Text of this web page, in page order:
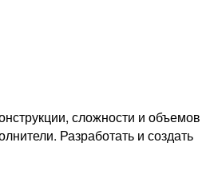
сложности и объемов
Разработать и создать